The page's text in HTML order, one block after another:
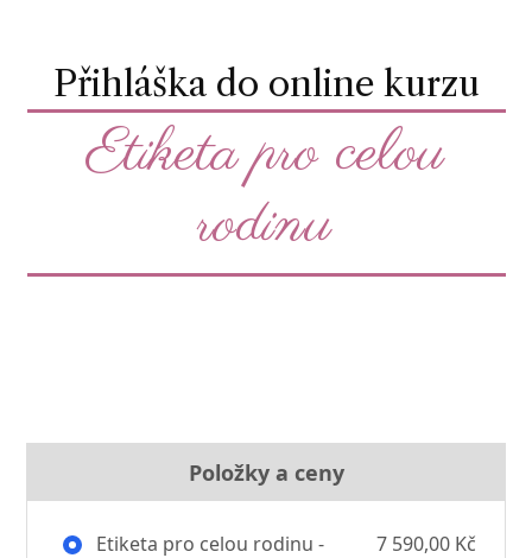
Přihláška do online kurzu
Etiketa pro celou
rodinu
Položky a ceny
Etiketa pro celou rodinu -
7 590,00 Kč